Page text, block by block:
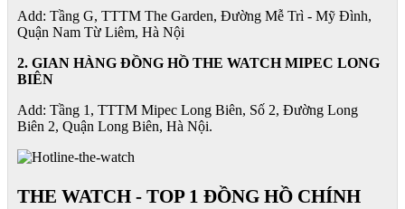
Add: Tầng G, TTTM The Garden, Đường Mễ Trì - Mỹ Đình,
Quận Nam Từ Liêm, Hà Nội
2. GIAN HÀNG ĐỒNG HỒ THE WATCHMIPEC LONG
BIÊN
Add: Tầng 1, TTTM Mipec Long Biên, Số 2, Đường Long
Biên 2, Quận Long Biên, Hà Nội.
THE WATCH - TOP 1 ĐỒNG HỒ CHÍNH